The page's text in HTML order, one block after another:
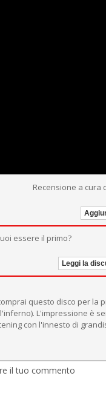
Recensione a cura
essere il primo?
Leggi la
questo disco per la
L'impressione è
con l'innesto di